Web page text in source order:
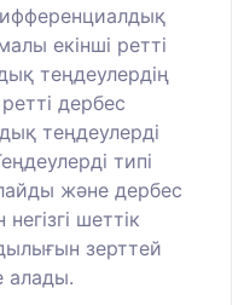
екінші ретті
теңдеулердің
дербес
теңдеулерді
типі
және дербес
шеттік
зерттей
алады.